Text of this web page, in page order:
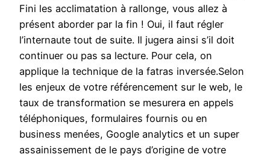
Fini les acclimatation à rallonge, vous allez à
présent aborder par la fin ! Oui, il faut régler
l’internaute tout de suite. Il jugera ainsi s’il doit
continuer ou pas sa lecture. Pour cela, on
applique la technique de la fatras inversée.Selon
les enjeux de votre référencement sur le web, le
taux de transformation se mesurera en appels
téléphoniques, formulaires fournis ou en
business menées, Google analytics et un super
assainissement de le pays d’origine de votre